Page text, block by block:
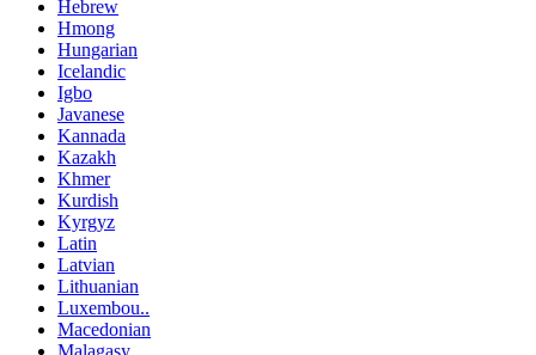
Hebrew
Hmong
Hungarian
Icelandic
Igbo
Javanese
Kannada
Kazakh
Khmer
Kurdish
Kyrgyz
Latin
Latvian
Lithuanian
Luxembou..
Macedonian
Malagasy